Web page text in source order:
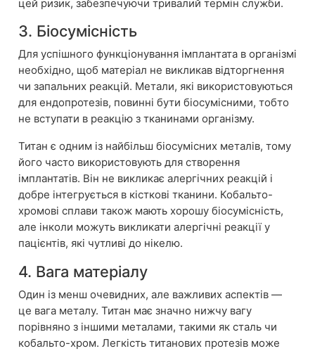
цей ризик, забезпечуючи тривалий термін служби.
3. Біосумісність
Для успішного функціонування імплантата в організмі
необхідно, щоб матеріал не викликав відторгнення
чи запальних реакцій. Метали, які використовуються
для ендопротезів, повинні бути біосумісними, тобто
не вступати в реакцію з тканинами організму.
Титан є одним із найбільш біосумісних металів, тому
його часто використовують для створення
імплантатів. Він не викликає алергічних реакцій і
добре інтегрується в кісткові тканини. Кобальто-
хромові сплави також мають хорошу біосумісність,
але інколи можуть викликати алергічні реакції у
пацієнтів, які чутливі до нікелю.
4. Вага матеріалу
Один із менш очевидних, але важливих аспектів —
це вага металу. Титан має значно нижчу вагу
порівняно з іншими металами, такими як сталь чи
кобальто-хром. Легкість титанових протезів може